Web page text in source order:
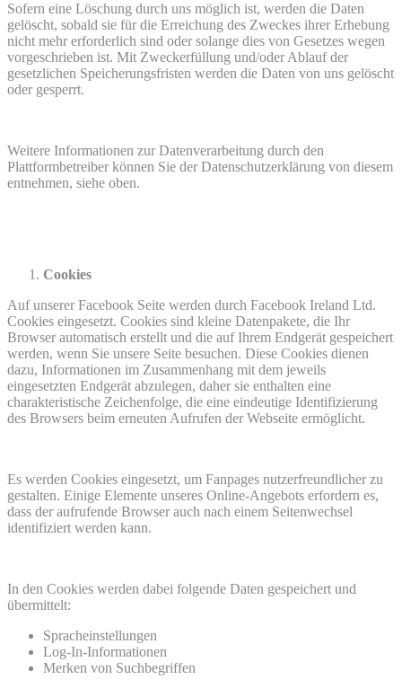
Sofern eine Löschung durch uns möglich ist, werden die Daten
gelöscht, sobald sie für die Erreichung des Zweckes ihrer Erhebung
nicht mehr erforderlich sind oder solange dies von Gesetzes wegen
vorgeschrieben ist. Mit Zweckerfüllung und/oder Ablauf der
gesetzlichen Speicherungsfristen werden die Daten von uns gelöscht
oder gesperrt.
Weitere Informationen zur Datenverarbeitung durch den
Plattformbetreiber können Sie der Datenschutzerklärung von diesem
entnehmen, siehe oben.
Cookies
Auf unserer Facebook Seite werden durch Facebook Ireland Ltd.
Cookies eingesetzt. Cookies sind kleine Datenpakete, die Ihr
Browser automatisch erstellt und die auf Ihrem Endgerät gespeichert
werden, wenn Sie unsere Seite besuchen. Diese Cookies dienen
dazu, Informationen im Zusammenhang mit dem jeweils
eingesetzten Endgerät abzulegen, daher sie enthalten eine
charakteristische Zeichenfolge, die eine eindeutige Identifizierung
des Browsers beim erneuten Aufrufen der Webseite ermöglicht.
Es werden Cookies eingesetzt, um Fanpages nutzerfreundlicher zu
gestalten. Einige Elemente unseres Online-Angebots erfordern es,
dass der aufrufende Browser auch nach einem Seitenwechsel
identifiziert werden kann.
In den Cookies werden dabei folgende Daten gespeichert und
übermittelt:
Spracheinstellungen
Log-In-Informationen
Merken von Suchbegriffen